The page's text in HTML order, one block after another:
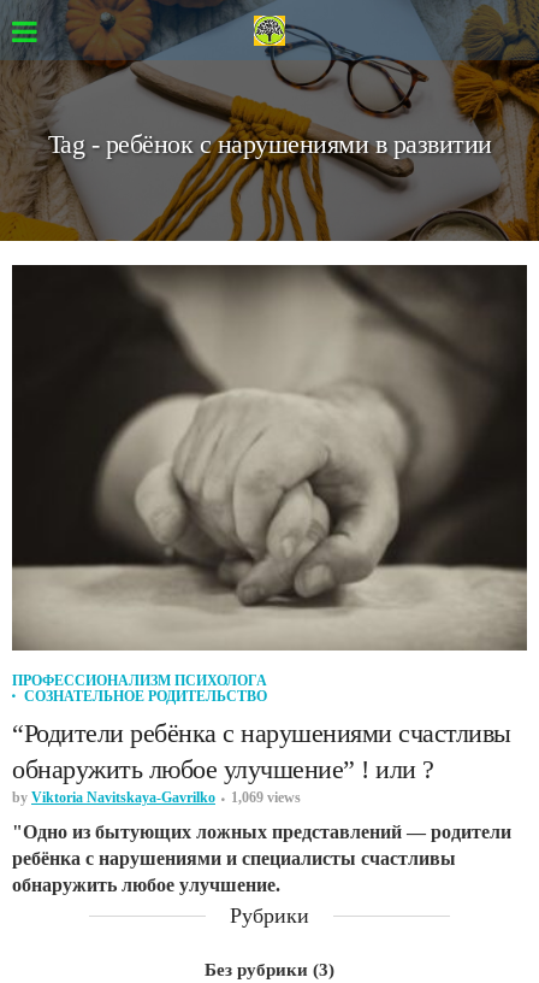
Tag - ребёнок с нарушениями в развитии
ПРОФЕССИОНАЛИЗМ ПСИХОЛОГА
СОЗНАТЕЛЬНОЕ РОДИТЕЛЬСТВО
“Родители ребёнка с нарушениями счастливы
обнаружить любое улучшение” ! или ?
by Viktoria Navitskaya-Gavrilko 1,069 views
"Одно из бытующих ложных представлений — родители
ребёнка с нарушениями и специалисты счастливы
обнаружить любое улучшение.
Рубрики
Без рубрики (3)